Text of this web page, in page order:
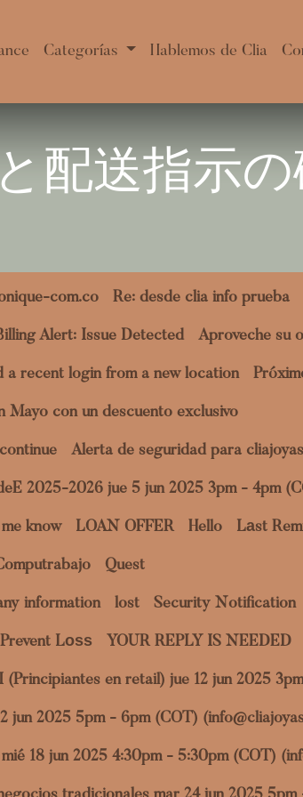
Categorías Hablemos de Clia
配送指示​の
com.co Re: desde clia info prueba
Alert: Issue Detected Aproveche su
a recent login from a new location
Mayo con un descuento exclusivo
Alerta de seguridad para
2025-2026 jue 5 jun 2025 3pm - 4pm
know LOAN OFFER Hello Lаst
Quest
information lost Security Notification
Lоѕѕ YOUR REPLY IS NEEDED
en retail) jue 12 jun 2025
jun 2025 5pm - 6pm (COT)
18 jun 2025 4:30pm - 5:30pm (COT)